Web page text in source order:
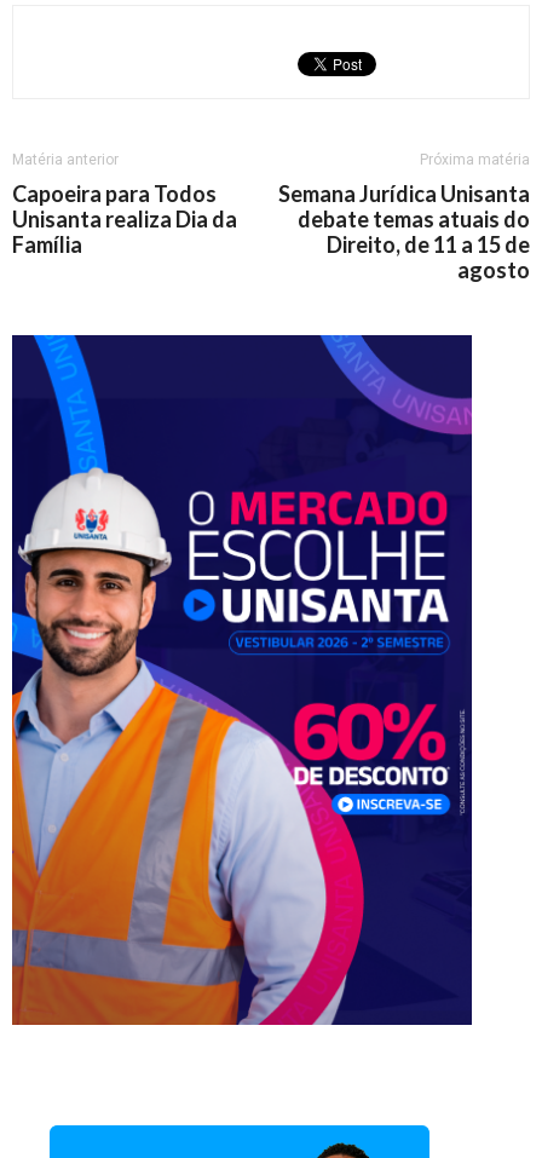
Matéria anterior
Capoeira para Todos
Unisanta realiza Dia da
Família
Próxima matéria
Semana Jurídica Unisanta
debate temas atuais do
Direito, de 11 a 15 de
agosto